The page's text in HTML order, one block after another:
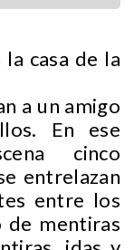
casa de la
a un amigo
En ese
cinco
entrelazan
entre los
de mentiras